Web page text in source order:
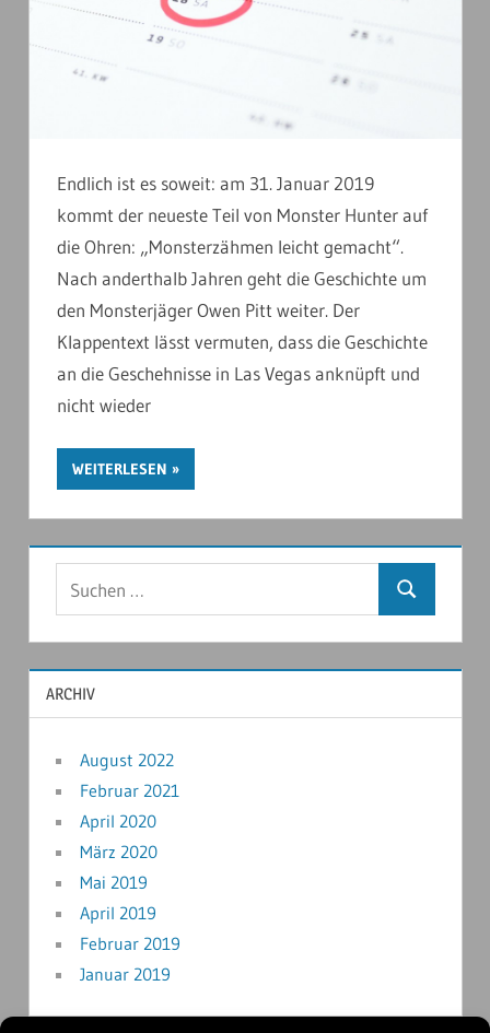
Endlich ist es soweit: am 31. Januar 2019
kommt der neueste Teil von Monster Hunter auf
die Ohren: „Monsterzähmen leicht gemacht“.
Nach anderthalb Jahren geht die Geschichte um
den Monsterjäger Owen Pitt weiter. Der
Klappentext lässt vermuten, dass die Geschichte
an die Geschehnisse in Las Vegas anknüpft und
nicht wieder
WEITERLESEN
ARCHIV
August 2022
Februar 2021
April 2020
März 2020
Mai 2019
April 2019
Februar 2019
Januar 2019